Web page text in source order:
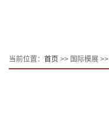
当前位置： 首页 >> 国际模展 >>